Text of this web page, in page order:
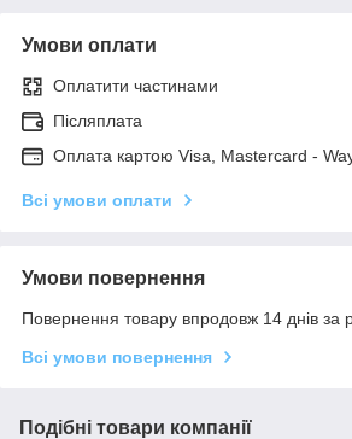
Умови оплати
Оплатити частинами
Післяплата
Оплата картою Visa, Mastercard -
Всі умови оплати
Умови повернення
Повернення товару впродовж 14 днів за
Всі умови повернення
Подібні товари компанії